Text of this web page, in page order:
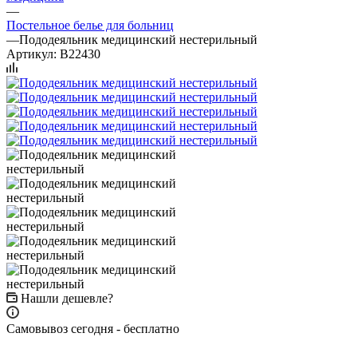
—
Постельное белье для больниц
—Пододеяльник медицинский нестерильный
Артикул: B22430
Нашли дешевле?
Самовывоз сегодня - бесплатно